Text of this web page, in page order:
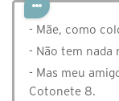
- Mãe, como
- Não tem nada
- Mas meu
Cotonete 8.